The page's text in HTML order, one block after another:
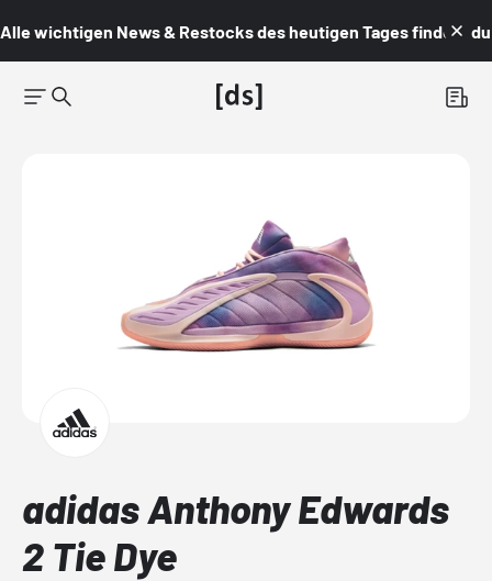
Alle wichtigen News & Restocks des heutigen Tages findest du
adidas Anthony Edwards
2 Tie Dye